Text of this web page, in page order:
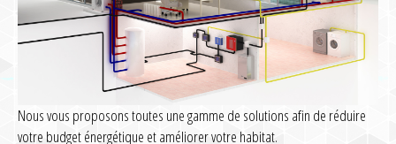
Nous vous proposons toutes une gamme de solutions afin de réduire
votre budget énergétique et améliorer votre habitat.